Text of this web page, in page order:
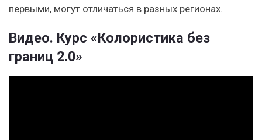
первыми, могут отличаться в разных регионах.
Видео. Курс «Колористика без
границ 2.0»